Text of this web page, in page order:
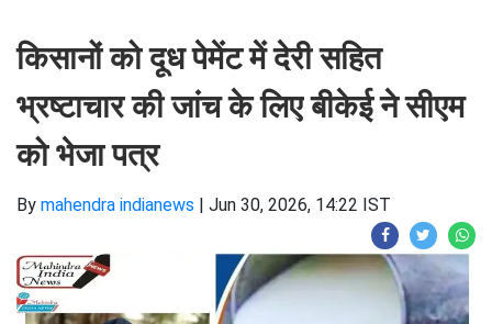
किसानों को दूध पेमेंट में देरी सहित
भ्रष्टाचार की जांच के लिए बीकेई ने सीएम
को भेजा पत्र
By mahendra indianews | Jun 30, 2026, 14:22 IST